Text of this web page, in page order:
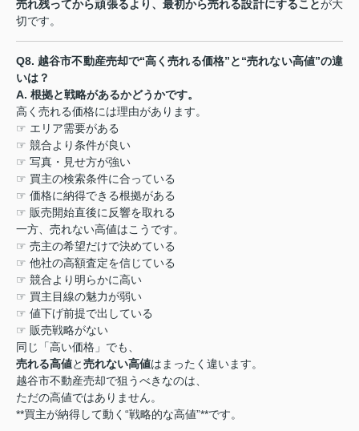
売れ残ってから頑張るより、最初から売れる設計にすることが大
切です。
Q8. 越谷市不動産売却で“高く売れる価格”と“売れない高値”の違
いは？
A. 根拠と戦略があるかどうかです。
高く売れる価格には理由があります。
☞ エリア需要がある
☞ 競合より条件が良い
☞ 写真・見せ方が強い
☞ 買主の検索条件に合っている
☞ 価格に納得できる根拠がある
☞ 販売開始直後に反響を取れる
一方、売れない高値はこうです。
☞ 売主の希望だけで決めている
☞ 他社の高額査定を信じている
☞ 競合より明らかに高い
☞ 買主目線の魅力が弱い
☞ 値下げ前提で出している
☞ 販売戦略がない
同じ「高い価格」でも、
売れる高値と売れない高値はまったく違います。
越谷市不動産売却で狙うべきなのは、
ただの高値ではありません。
**買主が納得して動く “戦略的な高値”**です。